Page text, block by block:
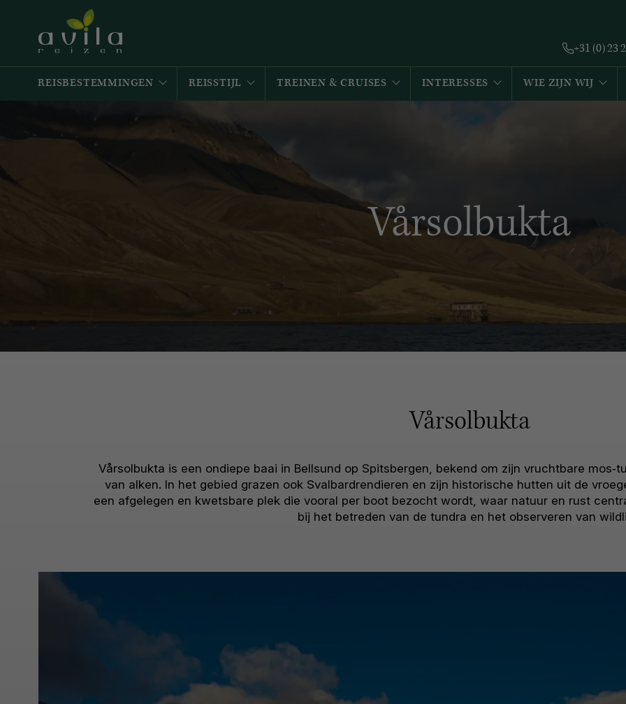
+31 (0) 23
REISBESTEMMINGEN REISSTIJL TREINEN & CRUISES INTERESSES WIE ZIJN WIJ
Vårsolbukta
Vårsolbukta
Vårsolbukta is een ondiepe baai in Bellsund op Spitsbergen, bekend om zijn vruchtbare
van alken. In het gebied grazen ook Svalbardrendieren en zijn historische hutten uit de
een afgelegen en kwetsbare plek die vooral per boot bezocht wordt, waar natuur en rust
bij het betreden van de tundra en het observeren van